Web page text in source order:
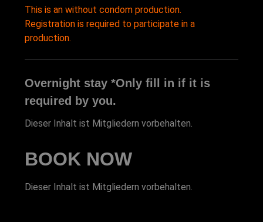
This is an without condom production.
Registration is required to participate in a
production.
Overnight stay *Only fill in if it is
required by you.
Dieser Inhalt ist Mitgliedern vorbehalten.
BOOK NOW
Dieser Inhalt ist Mitgliedern vorbehalten.